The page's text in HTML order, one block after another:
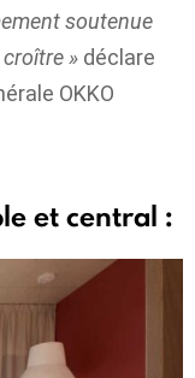
soutenue
» déclare
OKKO
et central :